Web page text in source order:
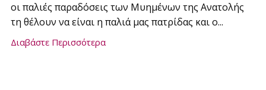
οι παλιές παραδόσεις των Μυημένων της Ανατολής
τη θέλουν να είναι η παλιά μας πατρίδας και ο...
Διαβάστε Περισσότερα